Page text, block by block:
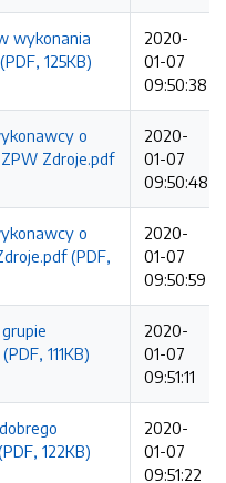
wykonania
125KB)
2020-
01-07
09:50:38
o
Zdroje.pdf
2020-
01-07
09:50:48
o
(PDF,
2020-
01-07
09:50:59
111KB)
2020-
01-07
09:51:11
122KB)
2020-
01-07
09:51:22